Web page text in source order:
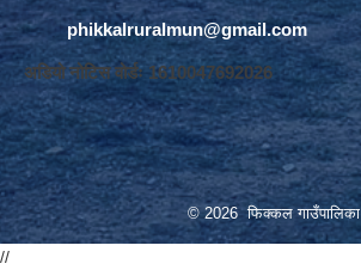
phikkalruralmun@gmail.com
अडियो नोटिस वोर्डः 1610047692026
© 2026 फिक्कल गाउँपालिका
//